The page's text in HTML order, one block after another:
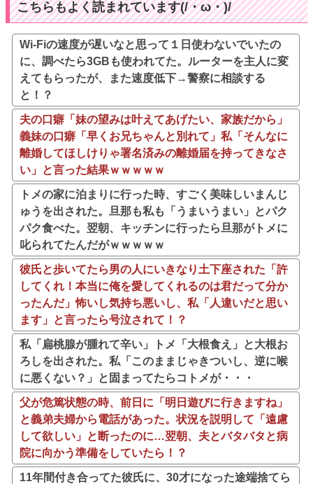
こちらもよく読まれています(/・ω・)/
Wi-Fiの速度が遅いなと思って１日使わないでいたの
に、調べたら3GBも使われてた。ルーターを主人に変
えてもらったが、また速度低下→警察に相談する
と！？
夫の口癖「妹の望みは叶えてあげたい、家族だから」
義妹の口癖「早くお兄ちゃんと別れて」私「そんなに
離婚してほしけりゃ署名済みの離婚届を持ってきなさ
い」と言った結果ｗｗｗｗｗ
トメの家に泊まりに行った時、すごく美味しいまんじ
ゅうを出された。旦那も私も「うまいうまい」とパク
パク食べた。翌朝、キッチンに行ったら旦那がトメに
叱られてたんだがｗｗｗｗｗ
彼氏と歩いてたら男の人にいきなり土下座された「許
してくれ！本当に俺を愛してくれるのは君だって分か
ったんだ」怖いし気持ち悪いし、私「人違いだと思い
ます」と言ったら号泣されて！？
私「扁桃腺が腫れて辛い」トメ「大根食え」と大根お
ろしを出された。私「このままじゃきついし、逆に喉
に悪くない？」と固まってたらコトメが・・・
父が危篤状態の時、前日に「明日遊びに行きますね」
と義弟夫婦から電話があった。状況を説明して「遠慮
して欲しい」と断ったのに…翌朝、夫とバタバタと病
院に向かう準備をしていたら！？
11年間付き合ってた彼氏に、30才になった途端捨てら